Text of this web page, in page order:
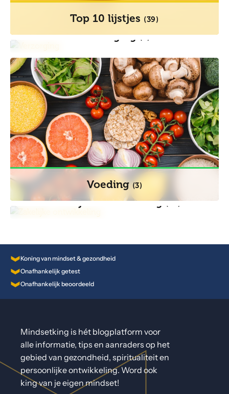
Top 10 lijstjes (39)
Verzorging(6)
Voeding(3)
Zakelijke ontwikkeling(15)
Koning van mindset & gezondheid
Onafhankelijk getest
Onafhankelijk beoordeeld
Mindsetking is hét blogplatform voor
alle informatie, tips en aanraders op het
gebied van gezondheid, spiritualiteit en
persoonlijke ontwikkeling. Word ook
king van je eigen mindset!